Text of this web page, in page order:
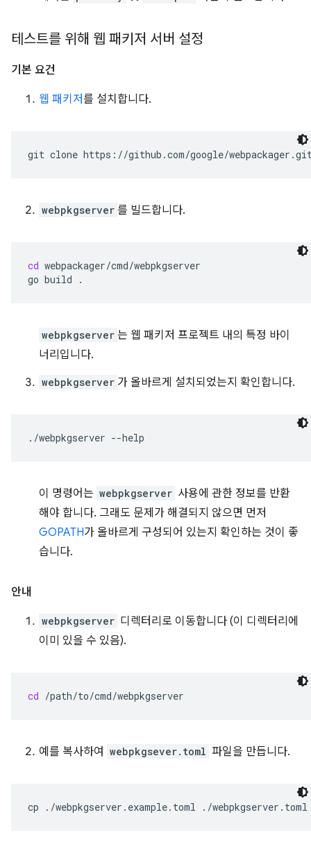
테스트를 위해 웹 패키저 서버 설정
기본 요건
웹 패키저를 설치합니다.
git clone
webpkgserver 를 빌드합니다.
cd webpackager/cmd/webpkgserver
go build
webpkgserver 는 웹 패키저 프로젝트 내의 특정 바이
너리입니다.
webpkgserver 가 올바르게 설치되었는지 확인합니다.
./webpkgserver
이 명령어는 webpkgserver 사용에 관한 정보를 반환
해야 합니다. 그래도 문제가 해결되지 않으면 먼저
GOPATH가 올바르게 구성되어 있는지 확인하는 것이 좋
습니다.
안내
webpkgserver 디렉터리로 이동합니다 (이 디렉터리에
이미 있을 수 있음).
cd
예를 복사하여 webpkgsever.toml 파일을 만듭니다.
cp ./webpkgserver.example.toml